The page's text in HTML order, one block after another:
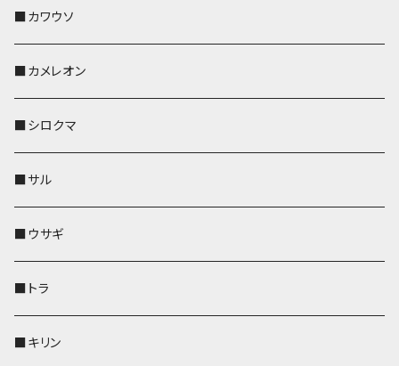
その他
靴下・ミニタオル
その他
財布
靴下・ミニタオル
その他
ペットボトルホルダー
スマホケース
財布
靴下・ミニタオル
その他
ペンホルダー
靴下・ミニタオル
財布
その他
ペンホルダー
レザートレイ
財布
靴下・ミニタオル
その他
帆布・デニム
KONBU
コインケース
AppleWatchバンド
ペットボトルホルダー
ペンホルダー
靴下・ミニタオル
財布
その他
ペンホルダー
ペットボトルホルダー
AppleWatchバンド
財布
その他
ペットボトルホルダー
キーケース
名刺入れ・カードケース
AppleWatchバンド
財布
キーケース
ペンホルダー
IDカードケース
ペットボトルホルダー
その他
リール付きストラップ
リールのみ
コインケース
名刺入れ
AppleWatchバンド
メガネケース
財布
名刺入れ・カードケース
メガネケース
リール付きストラップ
リールのみ
ストラップ付
ペットボトルホルダー
キーケース
ペンホルダー
AppleWatchバンド
コインケース
メガネケース
名刺入れ
財布
Apple Watchバンド
■カワウソ
■カメレオン
■シロクマ
■サル
■ウサギ
■トラ
■キリン